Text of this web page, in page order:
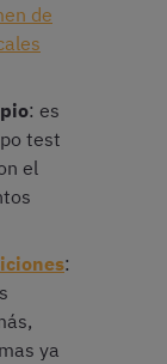
de
: es
test
el
:
ya